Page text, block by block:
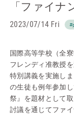
「ファイナ
2023/07/14 Fri
国際高等学校（全
フレンディ准教授
特別講義を実施し
の生徒も例年参加
祭』を題材として
討議を通じてファ